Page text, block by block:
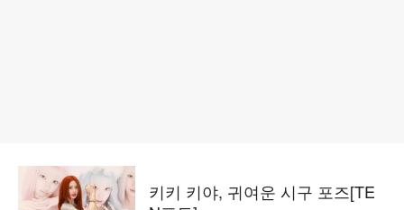
키키 키야, 귀여운 시구 포즈[TE